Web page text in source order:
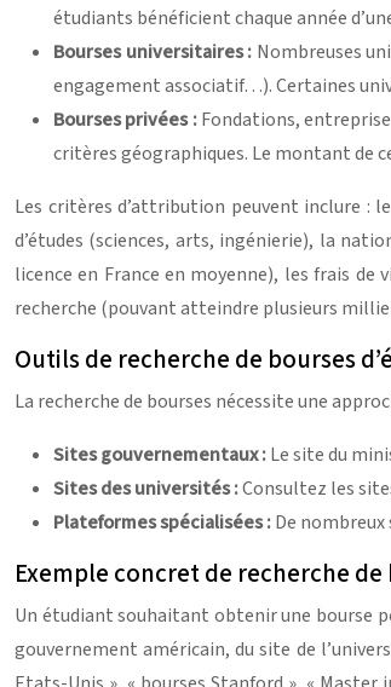
étudiants bénéficient chaque année
Bourses universitaires : Nombreuses
engagement associatif…). Certaines
Bourses privées :Fondations,
critères géographiques. Le montant de
Les critères d’attribution peuvent inclure :
d’études (sciences, arts, ingénierie), la
licence en France en moyenne), les frais
recherche (pouvant atteindre plusieurs
Outils de recherche de bourses
La recherche de bourses nécessite une
Sites gouvernementaux :Le site du
Sites des universités :Consultez les
Plateformes spécialisées :De nombreux
Exemple concret de recherche de
Un étudiant souhaitant obtenir une bourse
gouvernement américain, du site de